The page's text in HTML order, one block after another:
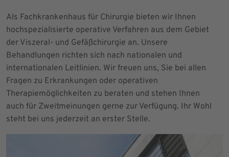
Als Fachkrankenhaus für Chirurgie bieten wir Ihnen
hochspezialisierte operative Verfahren aus dem Gebiet
der Viszeral- und Gefäßchirurgie an. Unsere
Behandlungen richten sich nach nationalen und
internationalen Leitlinien. Wir freuen uns, Sie bei allen
Fragen zu Erkrankungen oder operativen
Therapiemöglichkeiten zu beraten und stehen Ihnen
auch für Zweitmeinungen gerne zur Verfügung. Ihr Wohl
steht bei uns jederzeit an erster Stelle.